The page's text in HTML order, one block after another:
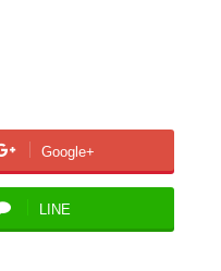
Google+
LINE